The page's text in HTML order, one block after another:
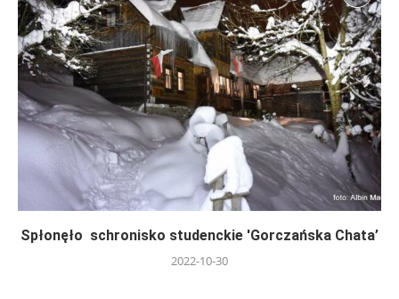
Spłonęło schronisko studenckie 'Gorczańska Chata’
2022-10-30